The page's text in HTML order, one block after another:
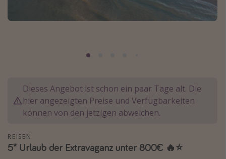
Normandie Urlaub
Krabi Urlaub
Tulum Urlaub
Sri Lanka Rundreise
Japan Rundreise
Dieses Angebot ist schon ein paar Tage alt. Die
hier angezeigten Preise und Verfügbarkeiten
können von den jetzigen abweichen.
REISEN
5* Urlaub der Extravaganz unter 800€ 🔥⭐️